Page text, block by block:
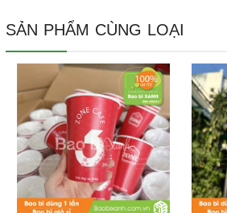
SẢN PHẨM CÙNG LOẠI